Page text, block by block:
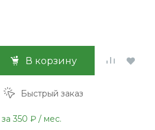
В корзину
Быстрый заказ
за 350 ₽ / мес.